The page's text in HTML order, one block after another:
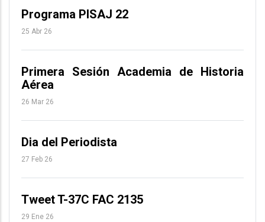
Programa PISAJ 22
25 Abr 26
Primera Sesión Academia de Historia
Aérea
26 Mar 26
Dia del Periodista
27 Feb 26
Tweet T-37C FAC 2135
29 Ene 26